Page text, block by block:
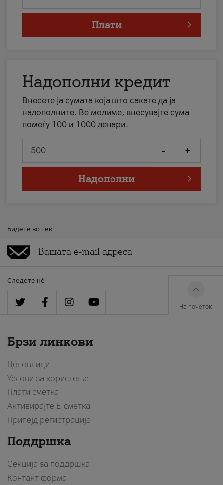
Плати
Надополни кредит
Внесете ја сумата која што сакате да ја
надополните. Ве молиме, внесувајте сума
помеѓу 100 и 1000 денари.
- +
Надополни
Бидете во тек
Следете нè
На почеток
Брзи линкови
Ценовници
Услови за користење
Плати сметка
Активирајте Е-сметка
Припејд регистрација
Поддршка
Секција за поддршка
Контакт форма